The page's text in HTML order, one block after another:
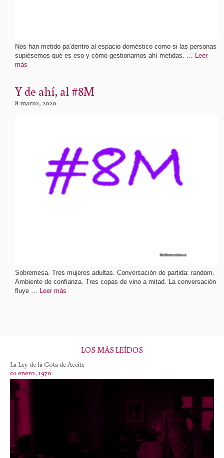
Nos han metido pa’dentro al espacio doméstico como si las personas
supiésemos qué es eso y cómo gestionarnos ahí metidas. …
Leer
más
Y de ahí, al #8M
8 marzo, 2020
Sobremesa. Tres mujeres adultas. Conversación de partida: random.
Ambiente de confianza. Tres copas de vino a mitad. La conversación
fluye … Leer más
LOS MÁS LEÍDOS
La Ley de la Gota de Aceite
01 enero, 1970